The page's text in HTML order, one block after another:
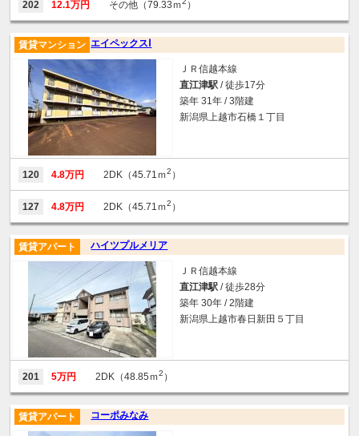
202 12.1万円 その他（79.33ｍ ）
エイペックスⅠ
賃貸マンション
ＪＲ信越本線
直江津駅 / 徒歩17分
築年 31年 / 3階建
新潟県上越市石橋１丁目
120 4.8万円 2DK（45.71ｍ2 ）
127 4.8万円 2DK（45.71ｍ2 ）
ハイツプルメリア
賃貸アパート
ＪＲ信越本線
直江津駅 / 徒歩28分
築年 30年 / 2階建
新潟県上越市春日新田５丁目
201 5万円 2DK（48.85ｍ2 ）
コーポみなみ
賃貸アパート